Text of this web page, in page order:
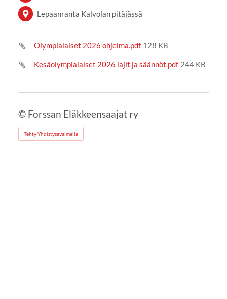
Lepaanranta Kalvolan pitäjässä
Olympialaiset 2026 ohjelma.pdf 128 KB
Kesäolympialaiset 2026 lajit ja säännöt.pdf 244 KB
© Forssan Eläkkeensaajat ry
Tehty Yhdistysavaimella